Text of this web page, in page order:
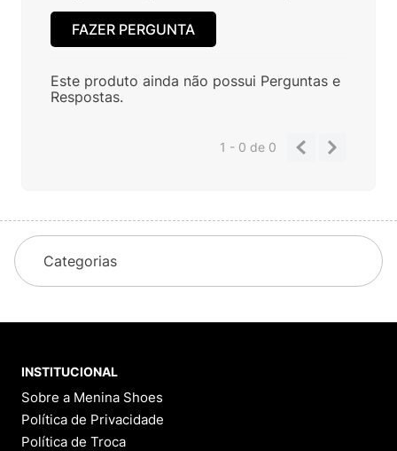
FAZER PERGUNTA
Este produto ainda não possui Perguntas e
Respostas.
1 - 0de 0
Categorias
INSTITUCIONAL
Sobre a Menina Shoes
Política de Privacidade
Política de Troca